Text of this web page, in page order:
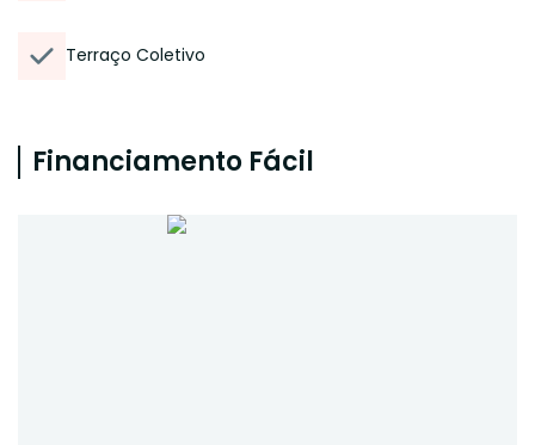
Terraço Coletivo
Financiamento Fácil